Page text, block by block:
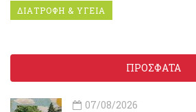
ΔΙΑΤΡΟΦΗ & ΥΓΕΙΑ
ΠΡΟΣΦΑΤΑ
07/08/2026